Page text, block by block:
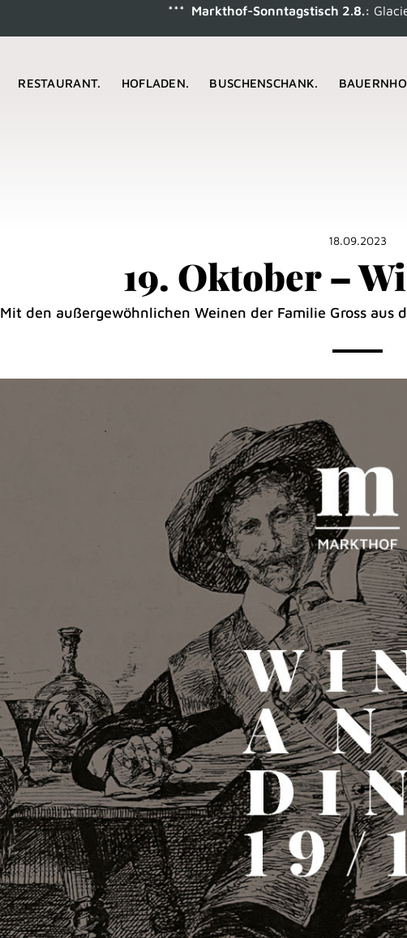
Markthof-Sonntagstisch 2.8.: Glacierte
RESTAURANT. HOFLADEN. BUSCHENSCHANK.
18.09.2023
19. Oktober –
Mit den außergewöhnlichen Weinen der Familie Gross aus